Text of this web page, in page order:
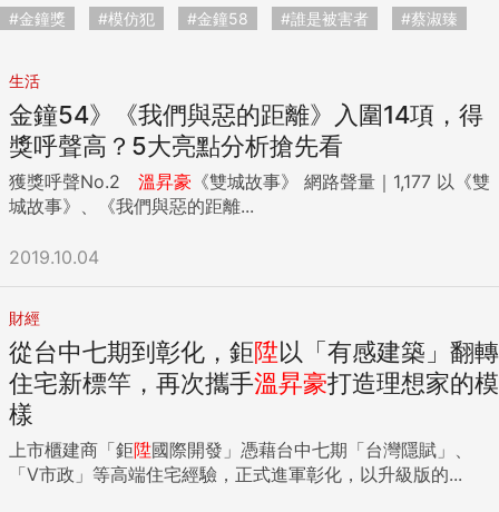
#金鐘獎 #模仿犯 #金鐘58 #誰是被害者 #蔡淑臻
生活
金鐘54》《我們與惡的距離》入圍14項，得
獎呼聲高？5大亮點分析搶先看
獲獎呼聲No.2 溫昇豪 《雙城故事》 網路聲量｜1,177 以《雙
城故事》、《我們與惡的距離...
2019.10.04
財經
從台中七期到彰化，鉅陞以「有感建築」翻轉
住宅新標竿，再次攜手溫昇豪打造理想家的模
樣
上市櫃建商「鉅陞國際開發」憑藉台中七期「台灣隱賦」、
「V市政」等高端住宅經驗，正式進軍彰化，以升級版的...